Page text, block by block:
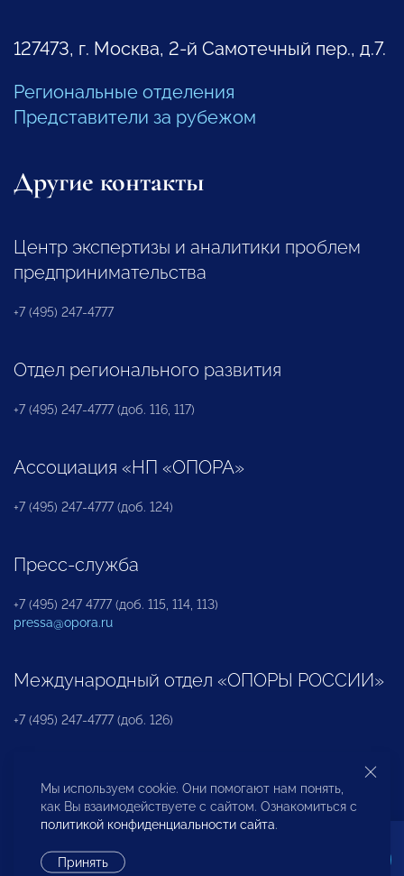
127473, г. Москва, 2-й Самотечный пер., д.7.
Региональные отделения
Представители за рубежом
Другие контакты
Центр экспертизы и аналитики проблем
предпринимательства
+7 (495) 247-4777
Отдел регионального развития
+7 (495) 247-4777 (доб. 116, 117)
Ассоциация «НП «ОПОРА»
+7 (495) 247-4777 (доб. 124)
Пресс-служба
+7 (495) 247 4777 (доб. 115, 114, 113)
pressa@opora.ru
Международный отдел «ОПОРЫ РОССИИ»
+7 (495) 247-4777 (доб. 126)
Бюро по защите прав предпринимателей и
инвесторов
Мы используем cookie. Они помогают нам понять,
как Вы взаимодействуете с сайтом. Ознакомиться с
политикой конфиденциальности сайта.
Принять